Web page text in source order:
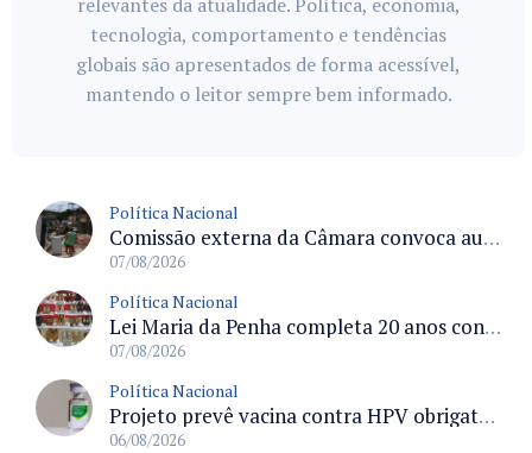
relevantes da atualidade. Política, economia,
tecnologia, comportamento e tendências
globais são apresentados de forma acessível,
mantendo o leitor sempre bem informado.
Política Nacional
Comissão externa da Câmara convoca audiência pública sobre chuvas na Zona da Mata de Minas Gerais e impactos em Juiz de Fora
07/08/2026
Política Nacional
Lei Maria da Penha completa 20 anos consolidada como norma de proteção e medidas protetivas no Brasil
07/08/2026
Política Nacional
Projeto prevê vacina contra HPV obrigatória e testes moleculares para rastreamento do câncer do colo do útero
06/08/2026